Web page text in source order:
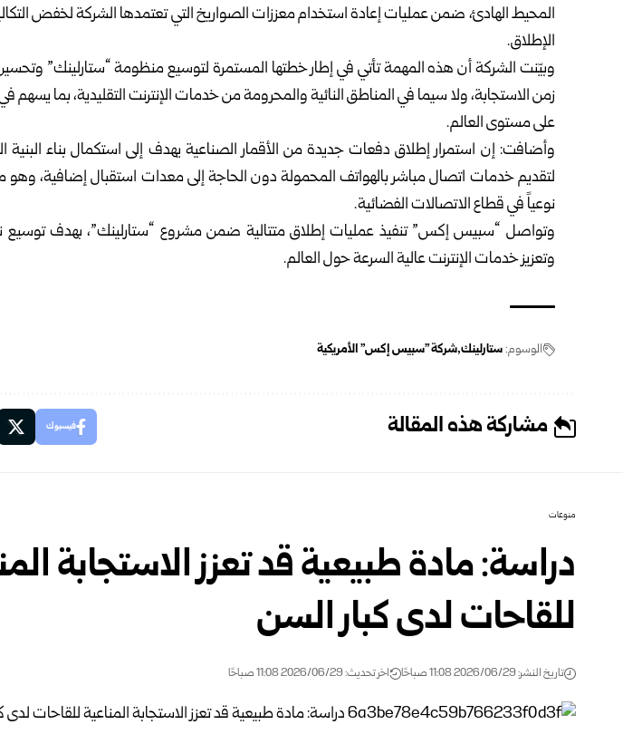
المحيط الهادئ، ضمن عمليات إعادة استخدام معززات الصواريخ التي تعتمدها الشركة لخفض
الإطلاق.
وبيّنت الشركة أن هذه المهمة تأتي في إطار خطتها المستمرة لتوسيع منظومة “ستارلينك”
زمن الاستجابة، ولا سيما في المناطق النائية والمحرومة من خدمات الإنترنت التقليدية، بما يسهم
على مستوى العالم.
وأضافت: إن استمرار إطلاق دفعات جديدة من الأقمار الصناعية يهدف إلى استكمال بناء البنية
لتقديم خدمات اتصال مباشر بالهواتف المحمولة دون الحاجة إلى معدات استقبال إضافية، وهو
نوعياً في قطاع الاتصالات الفضائية.
وتواصل “سبيس إكس” تنفيذ عمليات إطلاق متتالية ضمن مشروع “ستارلينك”، بهدف توسيع
وتعزيز خدمات الإنترنت عالية السرعة حول العالم.
الوسوم:ستارلينك شركة "سبيس إكس" الأمريكية
مشاركة هذه المقالة فيسبوك
منوعات
دراسة: مادة طبيعية قد تعزز الاستجابة
للقاحات لدى كبار السن
تاريخ النشر: 2026/06/29 11:08 صباحًا اخر تحديث: 2026/06/29 11:08 صباحًا